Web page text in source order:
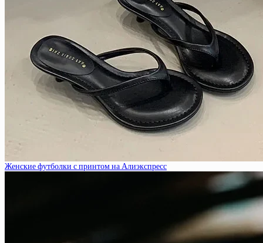
Женские футболки с принтом на Алиэкспресс